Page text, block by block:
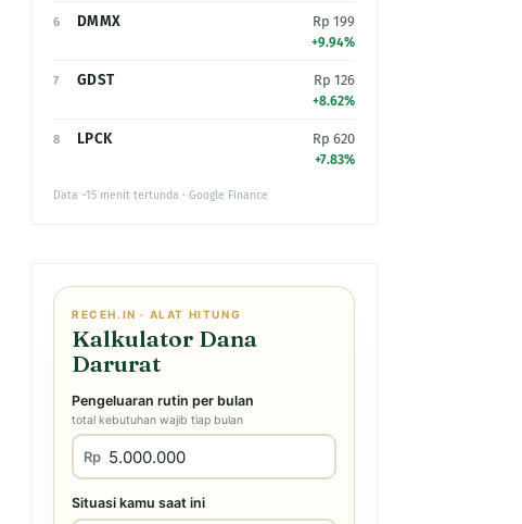
6 DMMX Rp 199
+9.94%
7 GDST Rp 126
+8.62%
8 LPCK Rp 620
+7.83%
Data ~15 menit tertunda · Google Finance
RECEH.IN · ALAT HITUNG
Kalkulator Dana
Darurat
Pengeluaran rutin per bulan
total kebutuhan wajib tiap bulan
Rp
Situasi kamu saat ini